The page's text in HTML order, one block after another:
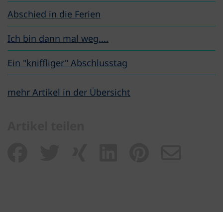
Abschied in die Ferien
Ich bin dann mal weg....
Ein "kniffliger" Abschlusstag
mehr Artikel in der Übersicht